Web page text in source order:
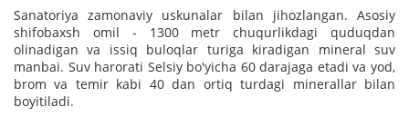
Sanatoriya zamonaviy uskunalar bilan jihozlangan. Asosiy
shifobaxsh omil - 1300 metr chuqurlikdagi quduqdan
olinadigan va issiq buloqlar turiga kiradigan mineral suv
manbai. Suv harorati Selsiy bo'yicha 60 darajaga etadi va yod,
brom va temir kabi 40 dan ortiq turdagi minerallar bilan
boyitiladi.